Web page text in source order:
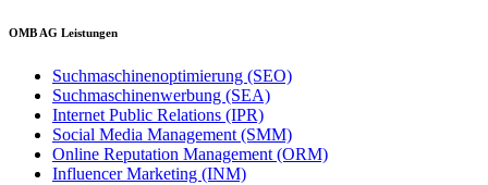
OMB AG Leistungen
Suchmaschinenoptimierung (SEO)
Suchmaschinenwerbung (SEA)
Internet Public Relations (IPR)
Social Media Management (SMM)
Online Reputation Management (ORM)
Influencer Marketing (INM)